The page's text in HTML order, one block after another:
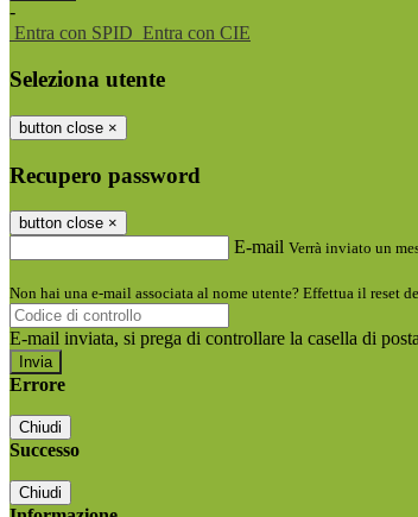
-
Entra con SPID Entra con CIE
Seleziona utente
button close ×
Recupero password
button close ×
E-mail Verrà inviato un
Non hai una e-mail associata al nome utente? Effettua il reset
E-mail inviata, si prega di controllare la casella di
Errore
Chiudi
Successo
Chiudi